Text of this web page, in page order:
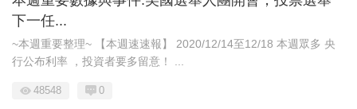
下一任...
~本週重要整理~ 【本週速速報】 2020/12/14至12/18 本週眾多 央
行公布利率 ，投資者要多留意！ ...
48548 0